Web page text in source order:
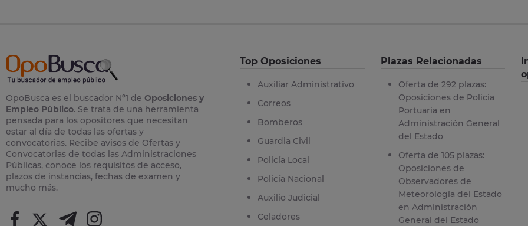
OpoBusca es el buscador Nº1 de Oposiciones y
Empleo Público. Se trata de una herramienta
pensada para los opositores que necesitan
estar al día de todas las ofertas y
convocatorias. Recibe avisos de Ofertas y
Convocatorias de todas las Administraciones
Públicas, conoce los requisitos de acceso,
plazos de instancias, fechas de examen y
mucho más.
Top Oposiciones
Auxiliar Administrativo
Correos
Bomberos
Guardia Civil
Policía Local
Policía Nacional
Auxilio Judicial
Celadores
Plazas Relacionadas
Oferta de 292 plazas:
Oposiciones de Policia
Portuaria en
Administración General
del Estado
Oferta de 105 plazas:
Oposiciones de
Observadores de
Meteorología del Estado
en Administración
General del Estado